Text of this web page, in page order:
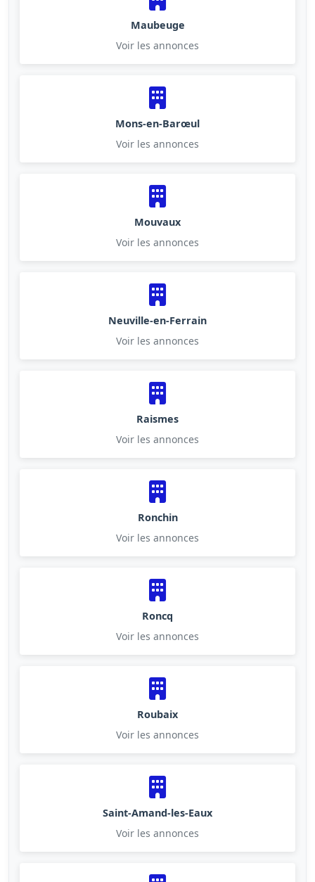
Maubeuge
Voir les annonces
Mons-en-Barœul
Voir les annonces
Mouvaux
Voir les annonces
Neuville-en-Ferrain
Voir les annonces
Raismes
Voir les annonces
Ronchin
Voir les annonces
Roncq
Voir les annonces
Roubaix
Voir les annonces
Saint-Amand-les-Eaux
Voir les annonces